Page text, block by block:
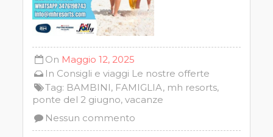
On Maggio 12, 2025
In Consigli e viaggi Le nostre offerte
Tag: BAMBINI, FAMIGLIA, mh resorts,
ponte del 2 giugno,vacanze
Nessun commento